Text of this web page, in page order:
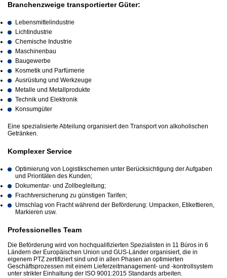
Branchenzweige transportierter Güter:
Lebensmittelindustrie
Lichtindustrie
Chemische Industrie
Maschinenbau
Baugewerbe
Kosmetik und Parfümerie
Ausrüstung und Werkzeuge
Metalle und Metallprodukte
Technik und Elektronik
Konsumgüter
Eine spezialisierte Abteilung organisiert den Transport von alkoholischen
Getränken.
Komplexer Service
Optimierung von Logistikschemen unter Berücksichtigung der Aufgaben
und Prioritäten des Kunden;
Dokumentar- und Zollbegleitung;
Frachtversicherung zu günstigen Tarifen;
Umschlag von Fracht während der Beförderung: Umpacken, Etikettieren,
Markieren usw.
Professionelles Team
Die Beförderung wird von hochqualifizierten Spezialisten in 11 Büros in 6
Ländern der Europäischen Union und GUS-Länder organisiert, die in
eigenem PTZ zertifiziert sind und in allen Phasen an optimierten
Geschäftsprozessen mit einem Lieferzeitmanagement- und -kontrollsystem
unter strikter Einhaltung der ISO 9001:2015 Standards arbeiten.